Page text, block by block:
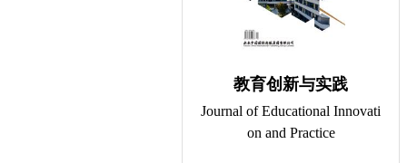
教育创新与实践
Journal of Educational Innovati
on and Practice